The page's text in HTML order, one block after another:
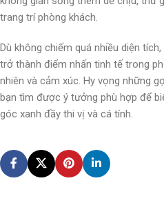
trang trí phòng khách.
Dù không chiếm quá nhiều diện
trở thành điểm nhấn tinh tế trong
nhiên và cảm xúc. Hy vọng những
bạn tìm được ý tưởng phù hợp để
góc xanh đầy thi vị và cá tính.